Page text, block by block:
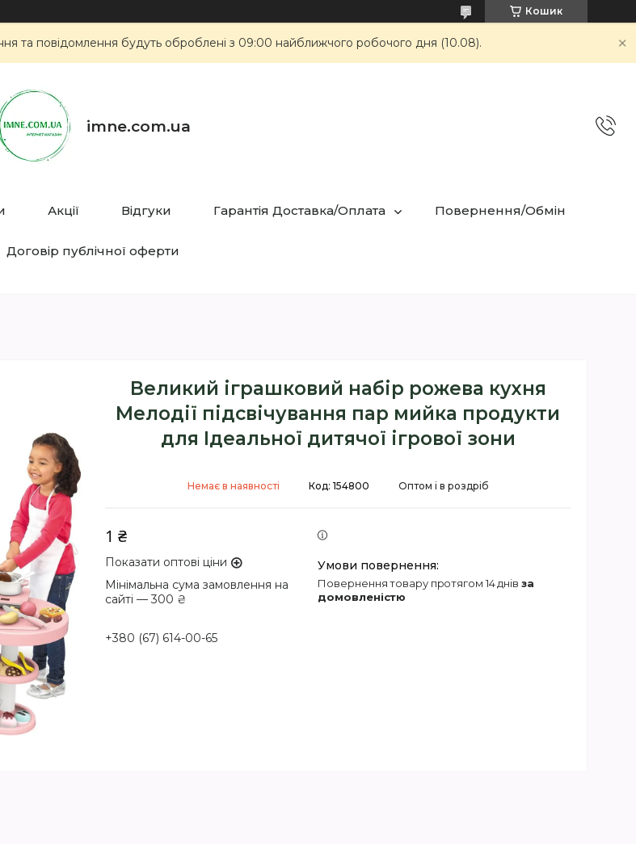
Кошик
та повідомлення будуть оброблені з 09:00 найближчого робочого дня (10.08).
imne.com.ua
Акції Відгуки Гарантія Доставка/Оплата Повернення/Обмін
Договір публічної оферти
Великий іграшковий набір рожева кухня
Мелодії підсвічування пар мийка продукти
для Ідеальної дитячої ігрової зони
Немає в наявності Оптом і в роздріб
Код: 154800
1 ₴
Показати оптові ціни
Мінімальна сума замовлення на
сайті — 300 ₴
+380 (67) 614-00-65
повернення товару протягом 14 днів за
домовленістю